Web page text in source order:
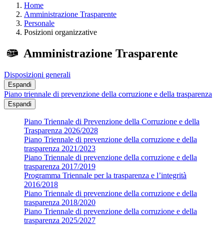
Home
Amministrazione Trasparente
Personale
Posizioni organizzative
Amministrazione Trasparente
Disposizioni generali
Espandi
Piano triennale di prevenzione della corruzione e della trasparenza
Espandi
Piano Triennale di Prevenzione della Corruzione e della
Trasparenza 2026/2028
Piano Triennale di prevenzione della corruzione e della
trasparenza 2021/2023
Piano Triennale di prevenzione della corruzione e della
trasparenza 2017/2019
Programma Triennale per la trasparenza e l’integrità
2016/2018
Piano Triennale di prevenzione della corruzione e della
trasparenza 2018/2020
Piano Triennale di prevenzione della corruzione e della
trasparenza 2025/2027